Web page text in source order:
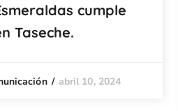
cumple
Taseche.
abril 10, 2024